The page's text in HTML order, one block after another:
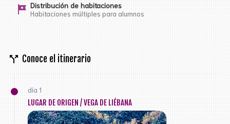
tour Distribución de habitaciones
Habitaciones múltiples para alumnos
call_split Conoce el itinerario
día 1
LUGAR DE ORIGEN / VEGA DE LIÉBANA